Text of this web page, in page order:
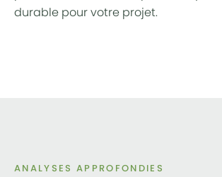
durable pour votre projet.
ANALYSES APPROFONDIES